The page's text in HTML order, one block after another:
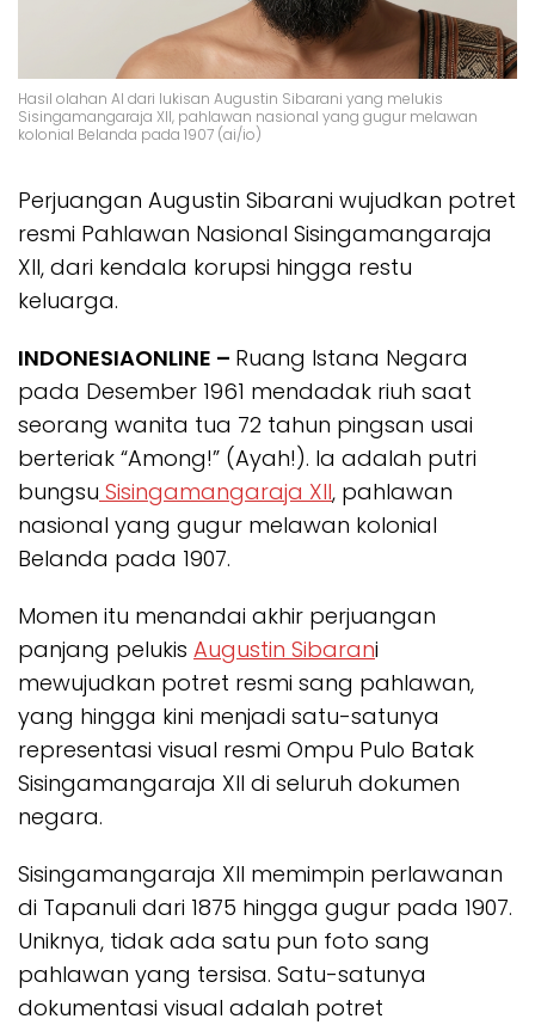
Hasil olahan AI dari lukisan Augustin Sibarani yang melukis
Sisingamangaraja XII, pahlawan nasional yang gugur melawan
kolonial Belanda pada 1907 (ai/io)
Perjuangan Augustin Sibarani wujudkan potret
resmi Pahlawan Nasional Sisingamangaraja
XII, dari kendala korupsi hingga restu
keluarga.
INDONESIAONLINE – Ruang Istana Negara
pada Desember 1961 mendadak riuh saat
seorang wanita tua 72 tahun pingsan usai
berteriak “Among!” (Ayah!). Ia adalah putri
bungsu Sisingamangaraja XII, pahlawan
nasional yang gugur melawan kolonial
Belanda pada 1907.
Momen itu menandai akhir perjuangan
panjang pelukis Augustin Sibarani
mewujudkan potret resmi sang pahlawan,
yang hingga kini menjadi satu-satunya
representasi visual resmi Ompu Pulo Batak
Sisingamangaraja XII di seluruh dokumen
negara.
Sisingamangaraja XII memimpin perlawanan
di Tapanuli dari 1875 hingga gugur pada 1907.
Uniknya, tidak ada satu pun foto sang
pahlawan yang tersisa. Satu-satunya
dokumentasi visual adalah potret